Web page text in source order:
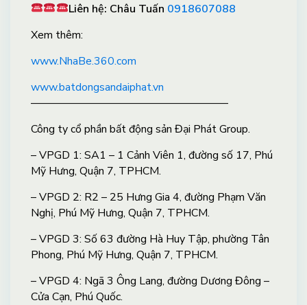
Liên hệ: Châu Tuấn 0918607088
Xem thêm:
www.NhaBe.360.com
www.batdongsandaiphat.vn
——————————————————
Công ty cổ phần bất động sản Đại Phát Group.
– VPGD 1: SA1 – 1 Cảnh Viên 1, đường số 17, Phú
Mỹ Hưng, Quận 7, TPHCM.
– VPGD 2: R2 – 25 Hưng Gia 4, đường Phạm Văn
Nghị, Phú Mỹ Hưng, Quận 7, TPHCM.
– VPGD 3: Số 63 đường Hà Huy Tập, phường Tân
Phong, Phú Mỹ Hưng, Quận 7, TPHCM.
– VPGD 4: Ngã 3 Ông Lang, đường Dương Đông –
Cửa Cạn, Phú Quốc.